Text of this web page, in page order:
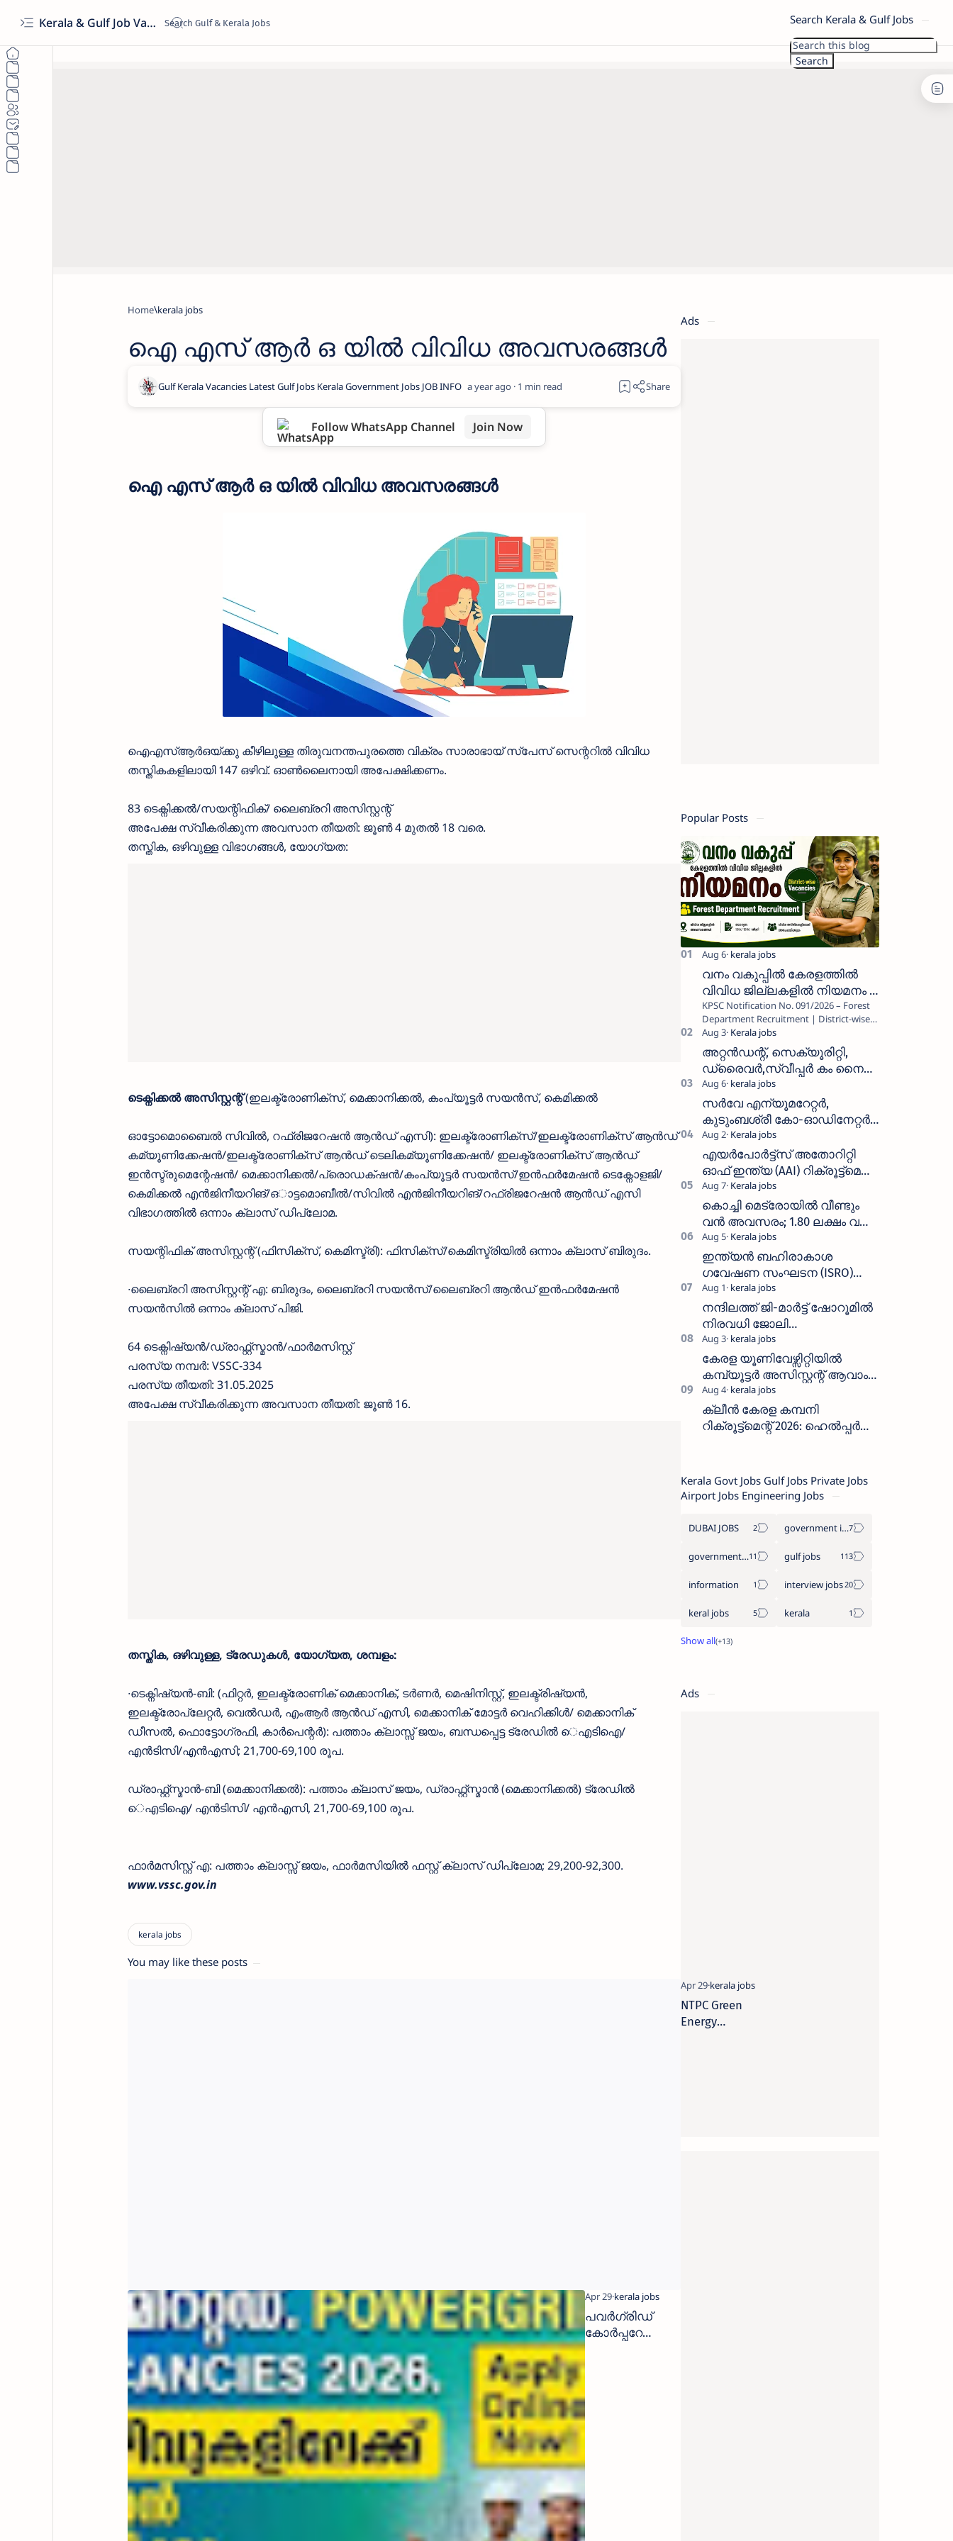
Kerala & Gulf Job Vacancies 2026 | Latest Govt & Private Jobs Search Kerala & Gulf Jobs
Home kerala jobs
ഐ എസ്‌ ആർ ഒ യിൽ വിവിധ അവസരങ്ങൾ
a year ago 1
Follow WhatsApp Channel Join Now
ഐ എസ്‌ ആർ ഒ യിൽ വിവിധ അവസരങ്ങൾ
ഐഎസ്‌ആർഒയ്‌ക്കു കീഴിലുള്ള തിരുവനന്തപുരത്തെ വിക്രം സാരാഭായ് സ്പേസ് സെന്ററിൽ വിവിധ
തസ്തികകളിലായി 147 ഒഴിവ്. ഓൺലൈനായി അപേക്ഷിക്കണം.
83 ടെക്നിക്കൽ/സയന്റിഫിക്/ ലൈബ്രറി അസിസ്റ്റന്റ്
അപേക്ഷ സ്വീകരിക്കുന്ന അവസാന തീയതി: ജൂൺ 4 മുതൽ 18 വരെ.
തസ്തിക, ഒഴിവുള്ള വിഭാഗങ്ങൾ, യോഗ്യത:
ടെക്നിക്കൽ അസിസ്റ്റന്റ്(ഇലക്ട്രോണിക്സ്, മെക്കാനിക്കൽ, കംപ്യൂട്ടർ സയൻസ്, കെമിക്കൽ
ഓട്ടോമൊബൈൽ സിവിൽ, റഫ്രിജറേഷൻ ആൻഡ് എസി): ഇലക്ട്രോണിക്സ്/ഇലക്ട്രോണിക്സ് ആൻഡ്
കമ്യൂണിക്കേഷൻ/ഇലക്ട്രോണിക്സ് ആൻഡ് ടെലികമ്യൂണിക്കേഷൻ/ ഇലക്ട്രോണിക്സ് ആൻഡ്
ഇൻസ്ട്രുമെന്റേഷൻ/ മെക്കാനിക്കൽ/പ്രൊഡക്‌ഷൻ/കംപ്യൂട്ടർ സയൻസ്/ഇൻഫർമേഷൻ ടെക്നോളജി/
കെമിക്കൽ എൻജിനീയറിങ്/ഒാട്ടമൊബീൽ/സിവിൽ എൻജിനീയറിങ്/റഫ്രിജറേഷൻ ആൻഡ് എസി
വിഭാഗത്തിൽ ഒന്നാം ക്ലാസ് ഡിപ്ലോമ.
സയന്റിഫിക് അസിസ്റ്റന്റ് (ഫിസിക്സ്, കെമിസ്ട്രി): ഫിസിക്സ്/കെമിസ്ട്രിയിൽ ഒന്നാം ക്ലാസ് ബിരുദം.
∙ലൈബ്രറി അസിസ്റ്റന്റ് എ: ബിരുദം, ലൈബ്രറി സയൻസ്/ലൈബ്രറി ആൻഡ് ഇൻഫർമേഷൻ
സയൻസിൽ ഒന്നാം ക്ലാസ് പിജി.
64 ടെക്നിഷ്യൻ/ഡ്രാഫ്റ്റ്സ്മാൻ/ഫാർമസിസ്റ്റ്
പരസ്യ നമ്പർ: VSSC-334
പരസ്യ തീയതി: 31.05.2025
അപേക്ഷ സ്വീകരിക്കുന്ന അവസാന തീയതി: ജൂൺ 16.
തസ്തിക, ഒഴിവുള്ള, ട്രേഡുകൾ, യോഗ്യത, ശമ്പളം:
∙ടെക്നിഷ്യൻ-ബി: (ഫിറ്റർ, ഇലക്ട്രോണിക് മെക്കാനിക്, ടർണർ, മെഷിനിസ്റ്റ്, ഇലക്ട്രിഷ്യൻ,
ഇലക്ട്രോപ്ലേറ്റർ, വെൽഡർ, എംആർ ആൻഡ് എസി, മെക്കാനിക് മോട്ടർ വെഹിക്കിൾ/ മെക്കാനിക്
ഡീസൽ, ഫൊട്ടോഗ്രഫി, കാർപെന്റർ): പത്താം ക്ലാസ്സ് ജയം, ബന്ധപ്പെട്ട ട്രേഡിൽ െഎടിഐ/
എൻടിസി/എൻഎസി; 21,700-69,100 രൂപ.
ഡ്രാഫ്റ്റ്സ്മാൻ-ബി (മെക്കാനിക്കൽ): പത്താം ക്ലാസ് ജയം, ഡ്രാഫ്റ്റ്സ്മാൻ (മെക്കാനിക്കൽ) ട്രേഡിൽ
െഎടിഐ/ എൻടിസി/ എൻഎസി, 21,700-69,100 രൂപ.
ഫാർമസിസ്റ്റ് എ: പത്താം ക്ലാസ്സ്‌ ജയം, ഫാർമസിയിൽ ഫസ്റ്റ് ക്ലാസ് ഡിപ്ലോമ; 29,200-92,300.
www.vssc.gov.in
You may like these posts
NTPC Green
Energy
പവർഗ്രിഡ്
കോർപ്പറേഷ
ൻ ഓഫ്
ഇന്ത്യ
(POWERGRID
JOB
Ads
Popular Posts
വനം വകുപ്പിൽ കേരളത്തിൽ
വിവിധ ജില്ലകളിൽ നിയമനം _
Forest Department Recruitment |
District-wise Vacancies
KPSC Notification No. 091/2026 – Forest
Department Recruitment | District-wise
Vacancies പത്തനംതിട്ട, ഇടുക്കി,
എറണാകുളം, തൃശൂർ, പാലക്കാട്…
അറ്റൻഡന്റ്, സെക്യൂരിറ്റി,
ഡ്രൈവർ,സ്വീപ്പർ കം നൈറ്റ്
വാച്ച്മാൻ തുടങ്ങി നിരവധി
ഒഴിവുകൾ
സർവേ എന്യൂമറേറ്റർ,
കുടുംബശ്രീ കോ-ഓഡിനേറ്റർ,
ആശ വർക്കർ ഒഴിവുകളിൽ
അപേക്ഷിക്കാം
എയർപോർട്ട്സ് അതോറിറ്റി
ഓഫ് ഇന്ത്യ (AAI) റിക്രൂട്ട്മെന്റ്
2026: 800+ ഒഴിവുകൾ,
അപേക്ഷിക്കാനുള്ള അവസാന
തീയതി സെപ്റ്റംബർ 7
കൊച്ചി മെട്രോയിൽ വീണ്ടും
വൻ അവസരം; 1.80 ലക്ഷം വരെ
ശമ്പളം വാങ്ങാം, യോഗ്യത
അറിയാം
ഇന്ത്യൻ ബഹിരാകാശ
ഗവേഷണ സംഘടന (ISRO)
ICRB യിൽ ജോലി അവസരം
:ശമ്പളം 25, 500 രൂപ മുതൽ
നന്ദിലത്ത് ജി-മാർട്ട് ഷോറൂമിൽ
നിരവധി ജോലി
ഒഴിവുകൾ|Nandilath G-Mart
Showroom vacancies 2026
കേരള യൂണിവേഴ്സിറ്റിയിൽ
കമ്പ്യൂട്ടർ അസിസ്റ്റന്റ് ആവാം
:അവസാന തീയതി: ഓഗസ്റ്റ് 5 ന്
ക്ലീൻ കേരള കമ്പനി
റിക്രൂട്ട്മെന്റ് 2026: ഹെൽപ്പർ
Kerala Govt Jobs Gulf Jobs Private Jobs
Airport Jobs Engineering Jobs
DUBAI JOBS government information
government jobs gulf jobs
information interview jobs
keral jobs kerala
Ads